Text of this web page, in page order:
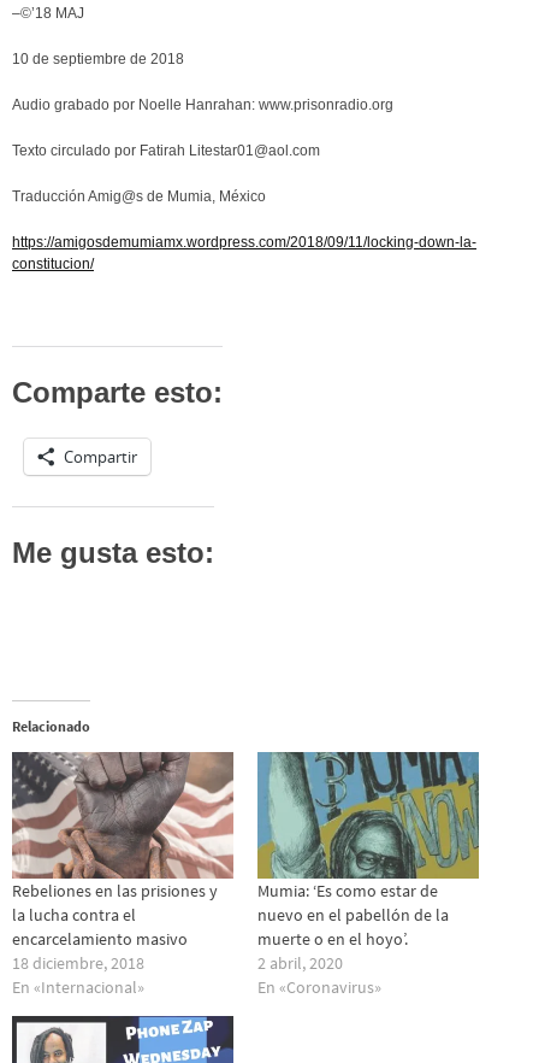
–©’18 MAJ
10 de septiembre de 2018
Audio grabado por Noelle Hanrahan: www.prisonradio.org
Texto circulado por Fatirah Litestar01@aol.com
Traducción Amig@s de Mumia, México
https://amigosdemumiamx.wordpress.com/2018/09/11/locking-down-la-
constitucion/
Comparte esto:
Compartir
Me gusta esto:
Relacionado
Rebeliones en las prisiones y
la lucha contra el
encarcelamiento masivo
18 diciembre, 2018
En «Internacional»
Mumia: ‘Es como estar de
nuevo en el pabellón de la
muerte o en el hoyo’.
2 abril, 2020
En «Coronavirus»